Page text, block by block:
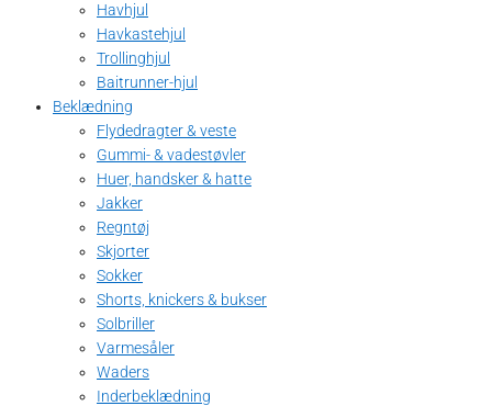
Havhjul
Havkastehjul
Trollinghjul
Baitrunner-hjul
Beklædning
Flydedragter & veste
Gummi- & vadestøvler
Huer, handsker & hatte
Jakker
Regntøj
Skjorter
Sokker
Shorts, knickers & bukser
Solbriller
Varmesåler
Waders
Inderbeklædning